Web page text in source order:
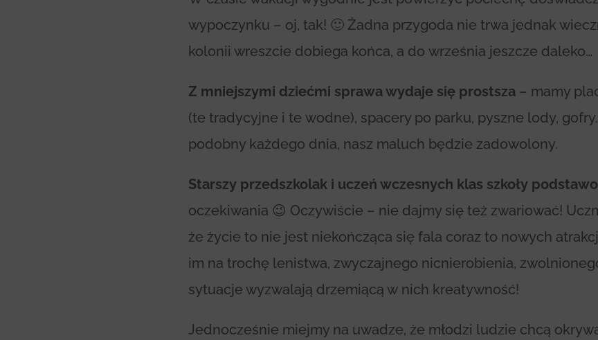
wypoczynku – oj, tak! 🙂 Żadna przygoda nie trwa jednak
kolonii wreszcie dobiega końca, a do września jeszcze daleko…
Z mniejszymi dziećmi sprawa wydaje się prostsza – mamy
(te tradycyjne i te wodne), spacery po parku, pyszne lody,
podobny każdego dnia, nasz maluch będzie zadowolony.
Starszy przedszkolak i uczeń wczesnych klas szkoły
oczekiwania 😉 Oczywiście – nie dajmy się też zwariować!
że życie to nie jest niekończąca się fala coraz to nowych
im na trochę lenistwa, zwyczajnego nicnierobienia,
sytuacje wyzwalają drzemiącą w nich kreatywność!
Jednocześnie miejmy na uwadze, że młodzi ludzie chcą